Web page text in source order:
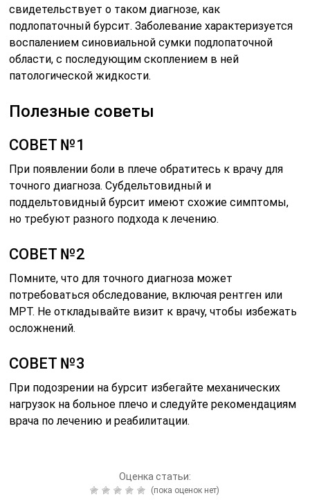
свидетельствует о таком диагнозе, как
подлопаточный бурсит. Заболевание характеризуется
воспалением синовиальной сумки подлопаточной
области, с последующим скоплением в ней
патологической жидкости.
Полезные советы
СОВЕТ №1
При появлении боли в плече обратитесь к врачу для
точного диагноза. Субдельтовидный и
поддельтовидный бурсит имеют схожие симптомы,
но требуют разного подхода к лечению.
СОВЕТ №2
Помните, что для точного диагноза может
потребоваться обследование, включая рентген или
МРТ. Не откладывайте визит к врачу, чтобы избежать
осложнений.
СОВЕТ №3
При подозрении на бурсит избегайте механических
нагрузок на больное плечо и следуйте рекомендациям
врача по лечению и реабилитации.
Оценка статьи:
(пока оценок нет)